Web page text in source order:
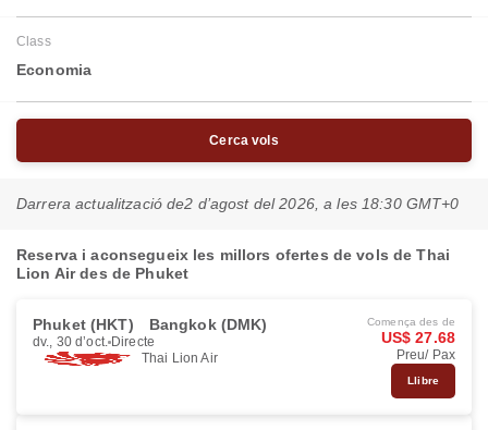
Class
Economia
Cerca vols
Darrera actualització de2 d’agost del 2026, a les 18:30 GMT+0
Reserva i aconsegueix les millors ofertes de vols de Thai
Lion Air des de Phuket
Phuket (HKT) Bangkok (DMK)
dv., 30 d’oct. Directe
Thai Lion Air
Comença des de
US$ 27.68
Preu/ Pax
Llibre